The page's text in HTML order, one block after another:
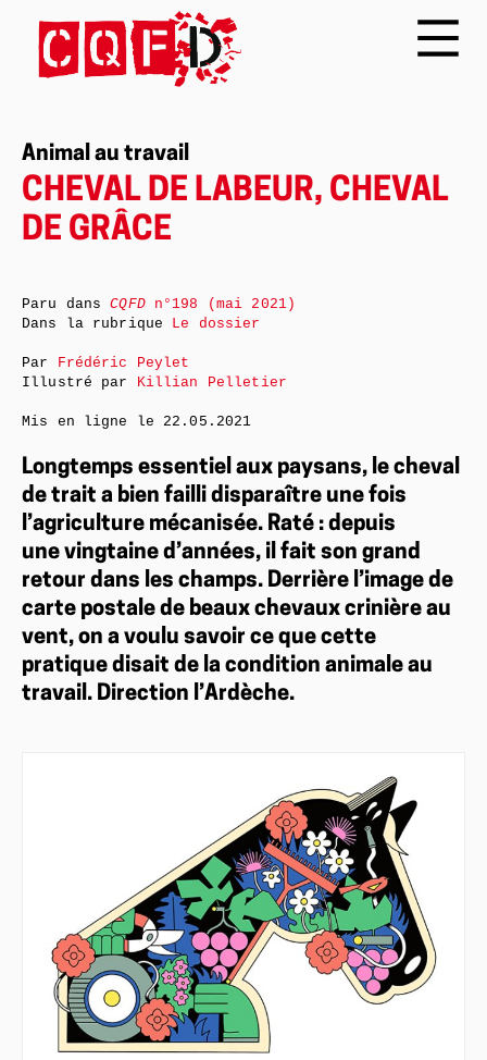
Animal au travail
CHEVAL DE LABEUR, CHEVAL
DE GRÂCE
Longtemps essentiel aux paysans, le cheval
de trait a bien failli disparaître une fois
l’agriculture mécanisée. Raté : depuis
une vingtaine d’années, il fait son grand
retour dans les champs. Derrière l’image de
carte postale de beaux chevaux crinière au
vent, on a voulu savoir ce que cette
pratique disait de la condition animale au
travail. Direction l’Ardèche.
Paru dansCQFDn°198 (mai 2021)
Dans la rubrique Le dossier
Par Frédéric Peylet
Illustré par Killian Pelletier
Mis en ligne le 22.05.2021